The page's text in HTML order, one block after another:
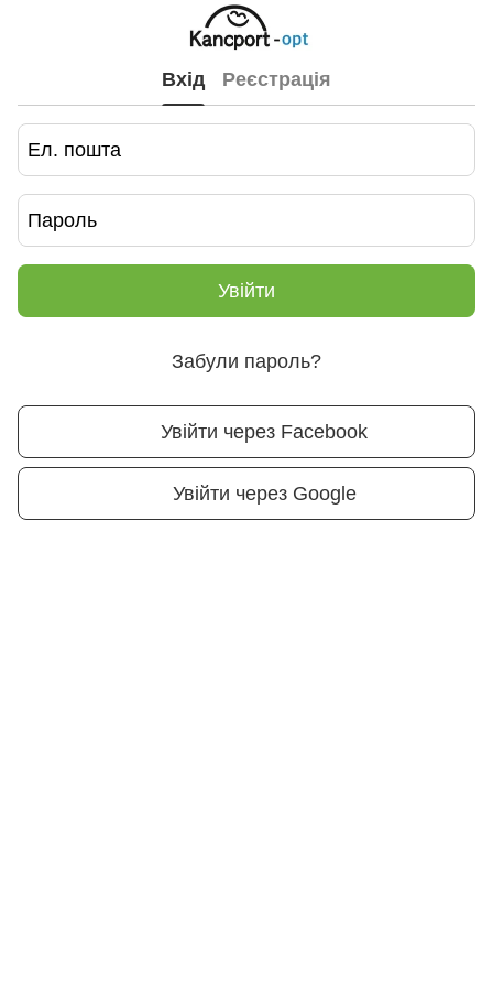
Вхід Реєстрація
Увійти
Забули пароль?
Увійти через Facebook
Увійти через Google